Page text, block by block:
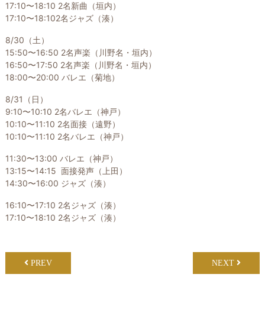
17:10〜18:10 2名新曲（垣内）
17:10〜18:102名ジャズ（湊）
8/30（土）
15:50〜16:50 2名声楽（川野名・垣内）
16:50〜17:50 2名声楽（川野名・垣内）
18:00〜20:00 バレエ（菊地）
8/31（日）
9:10〜10:10 2名バレエ（神戸）
10:10〜11:10 2名面接（遠野）
10:10〜11:10 2名バレエ（神戸）
11:30〜13:00 バレエ（神戸）
13:15〜14:15 面接発声（上田）
14:30〜16:00 ジャズ（湊）
16:10〜17:10 2名ジャズ（湊）
17:10〜18:10 2名ジャズ（湊）
PREV NEXT